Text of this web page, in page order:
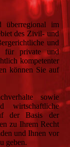
im
des Zivil- und
und
für private und
kompetenter
können Sie auf
sowie
wirtschaftliche
der Basis der
zu Ihrem Recht
und Ihnen vor
geben.